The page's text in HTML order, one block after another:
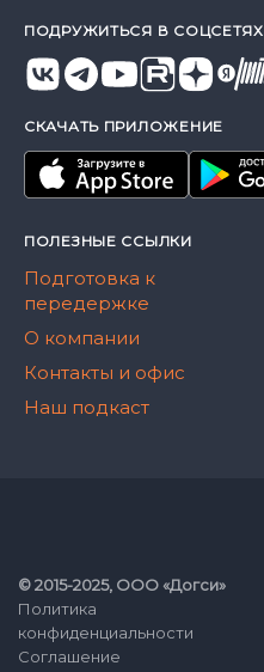
ПОДРУЖИТЬСЯ В СОЦСЕТЯХ
СКАЧАТЬ ПРИЛОЖЕНИЕ
ПОЛЕЗНЫЕ ССЫЛКИ
Подготовка к
передержке
О компании
Контакты и офис
Наш подкаст
© 2015-2025, ООО «Догси»
Политика
конфиденциальности
Соглашение